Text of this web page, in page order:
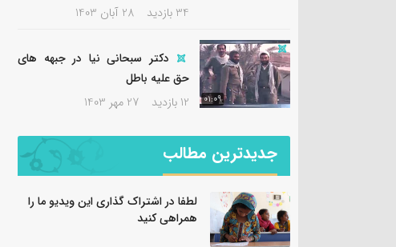
34 بازدید 28 آبان 1403
01:09
دکتر سبحانی نیا در جبهه های
حق علیه باطل
12 بازدید 27 مهر 1403
جدیدترین مطالب
لطفا در اشتراک گذاری این ویدیو ما را
همراهی کنید